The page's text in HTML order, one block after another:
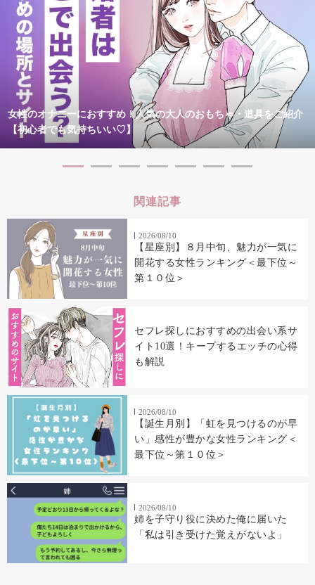
女性のオナニーにおすすめ！人気の大人のおもちゃ・道具をご紹介
【初心者でも気持ちいい♡】
関連記事
2026/08/10
【星座別】８月中旬、魅力が一気に
開花する女性ランキング＜最下位～
第１０位＞
セフレ探しにおすすめの出会い系サ
イト10選！キープするエッチの心得
も解説
2026/08/10
【誕生月別】「虹を見つけるのが早
い」感性が豊かな女性ランキング＜
最下位～第１０位＞
2026/08/10
姉を子守り役に決めた俺に届いた
「私は引き受けた覚えがないよ」